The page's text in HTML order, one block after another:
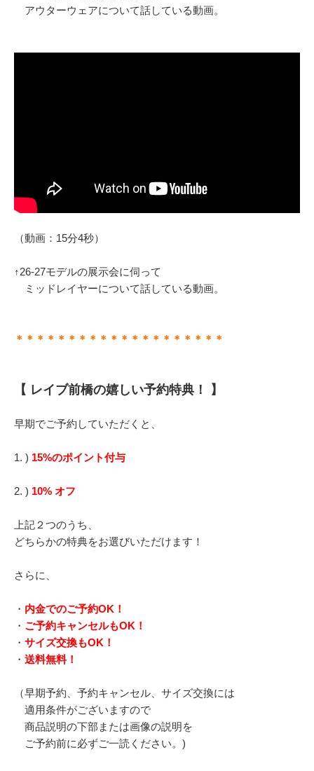
アウターウェアについて話している動画。
（動画：15分4秒）
↑26-27モデルの展示会に伺って
ミッドレイヤーについて話している動画。
＊＊＊＊＊＊＊＊＊＊＊＊＊＊＊＊＊＊＊＊
【 レイブ前橋の嬉しい予約特典！ 】
早期でご予約していただくと、
1. ) 15%のポイント付与
2. ) 10% オフ
上記２つのうち、
どちらかの特典をお選びいただけます！
さらに、
・ 内金でのご予約OK！
・ ご予約キャンセルもOK！
・ サイズ交換もOK！
・ 送料無料！
（早期予約、予約キャンセル、サイズ交換には
適用条件がございますので
商品説明の下部または画像の説明を
ご予約前に必ずご一読ください。)